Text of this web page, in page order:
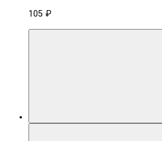
105 ₽